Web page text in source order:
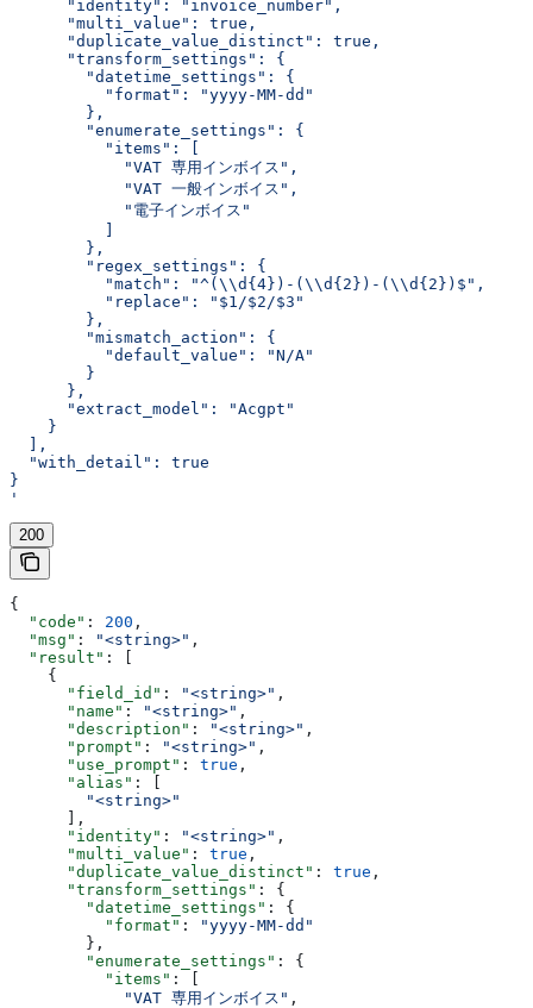
      "identity": "invoice_number",
      "multi_value": true,
      "duplicate_value_distinct": true,
      "transform_settings": {
        "datetime_settings": {
          "format": "yyyy-MM-dd"
        },
        "enumerate_settings": {
          "items": [
            "VAT 専用インボイス",
            "VAT 一般インボイス",
            "電子インボイス"
          ]
        },
        "regex_settings": {
          "match": "^(\\d{4})-(\\d{2})-(\\d{2})$",
          "replace": "$1/$2/$3"
        },
        "mismatch_action": {
          "default_value": "N/A"
        }
      },
      "extract_model": "Acgpt"
    }
  ],
  "with_detail": true
}
'
200
{
  "code"
: 200 ,
  "msg"
: "<string>" ,
  "result"
: [
    {
      "field_id"
: "<string>" ,
      "name"
: "<string>" ,
      "description"
: "<string>" ,
      "prompt"
: "<string>" ,
      "use_prompt"
: true ,
      "alias"
: [
        "<string>"
      ],
      "identity"
: "<string>" ,
      "multi_value"
: true ,
      "duplicate_value_distinct"
: true ,
      "transform_settings"
: {
        "datetime_settings"
: {
          "format"
:
"yyyy-MM-dd"
        },
        "enumerate_settings"
: {
          "items"
: [
            "VAT 専用インボイス"
,